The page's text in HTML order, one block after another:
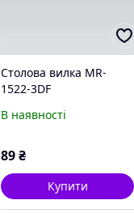
Столова вилка MR-
1522-3DF
В наявності
89₴
Купити